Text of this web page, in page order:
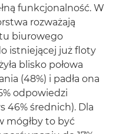
funkcjonalność. W
rozważają
biurowego
istniejącej już floty
blisko połowa
(48%) i padła ona
odpowiedzi
46% średnich). Dla
mógłby to być